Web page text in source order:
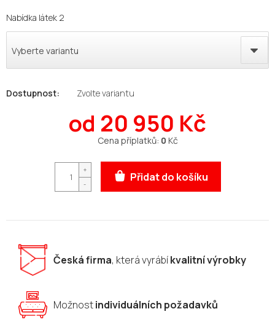
Nabídka látek 2
Vyberte variantu
Zvolte variantu
od 20 950 Kč
Měrná
Cena příplatků: 0 Kč
Přidat do košíku
Česká firma, která vyrábíkvalitní výrobky
Možnostindividuálních požadavků